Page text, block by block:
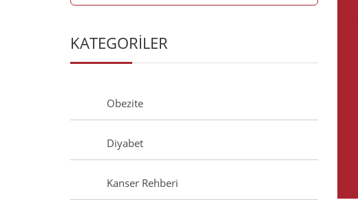
KATEGORİLER
Obezite
Diyabet
Kanser Rehberi